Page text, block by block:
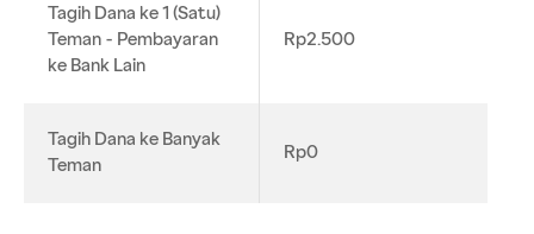
Tagih Dana ke 1 (Satu)
Teman - Pembayaran
ke Bank Lain
Rp2.500
Tagih Dana ke Banyak
Teman
Rp0